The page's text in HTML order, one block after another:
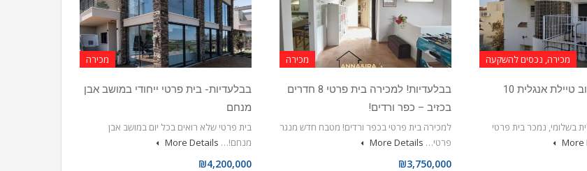
מכירה, נכסים להשקעה
בבלעדיות ברחוב טיילת אנגלית 10
בשלומי, נמכר בית פרטי
More
מכירה
בבלעדיות! למכירה בית פרטי 8 חדרים
בכזיב – כפר ורדים!
למכירה בית פרטי בכפר ורדים! מטבח חדש מנגר
פרטי… More Details
₪3,750,000
מכירה
בבלעדיות- בית פרטי ייחודי במושב אבן
מנחם
בית פרטי שלא רואים בכל יום במושב אבן
מנחם!… More Details
₪4,200,000